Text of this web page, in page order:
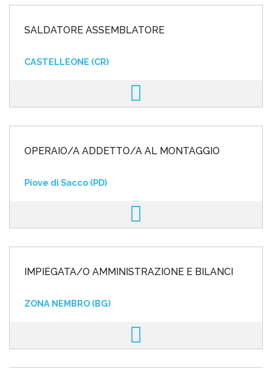
SALDATORE ASSEMBLATORE
CASTELLEONE (CR)
OPERAIO/A ADDETTO/A AL MONTAGGIO
Piove di Sacco (PD)
IMPIEGATA/O AMMINISTRAZIONE E BILANCI
ZONA NEMBRO (BG)